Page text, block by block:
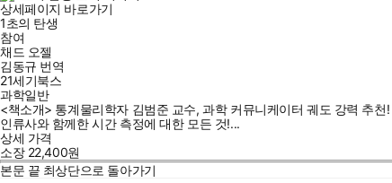
상세페이지 바로가기
1초의 탄생
참여
채드 오젤
김동규 번역
21세기북스
과학일반
<책소개> 통계물리학자 김범준 교수, 과학 커뮤니케이터 궤도 강력 추
인류사와 함께한 시간 측정에 대한 모든 것!...
상세 가격
소장 22,400원
본문 끝 최상단으로 돌아가기